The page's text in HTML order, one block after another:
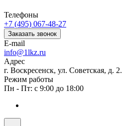
Телефоны
+7 (495) 067-48-27
Заказать звонок
E-mail
info@1lkz.ru
Адрес
г. Воскресенск, ул. Советская, д. 2.
Режим работы
Пн - Пт: с 9:00 до 18:00